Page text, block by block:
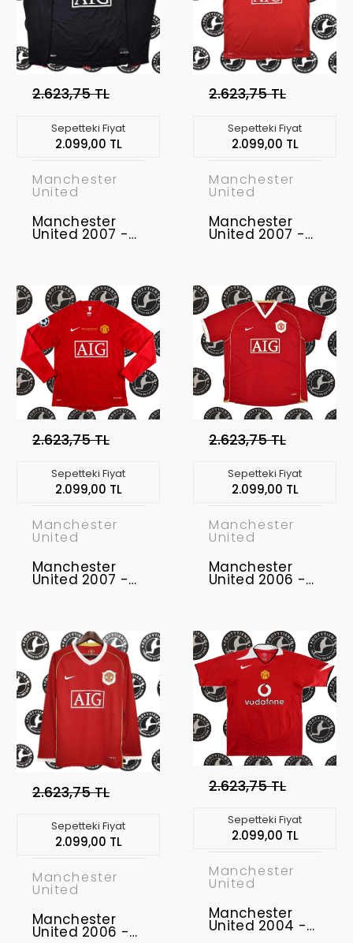
2.623,75 TL
Sepetteki Fiyat
2.099,00 TL
Manchester
United
Manchester
United 2007 -
2.623,75 TL
Sepetteki Fiyat
2.099,00 TL
Manchester
United
Manchester
United 2007 -
2.623,75 TL
Sepetteki Fiyat
2.099,00 TL
Manchester
United
Manchester
United 2007 -
2.623,75 TL
Sepetteki Fiyat
2.099,00 TL
Manchester
United
Manchester
United 2006 -
2.623,75 TL
Sepetteki Fiyat
2.099,00 TL
Manchester
United
Manchester
United 2006 -
2.623,75 TL
Sepetteki Fiyat
2.099,00 TL
Manchester
United
Manchester
United 2004 -